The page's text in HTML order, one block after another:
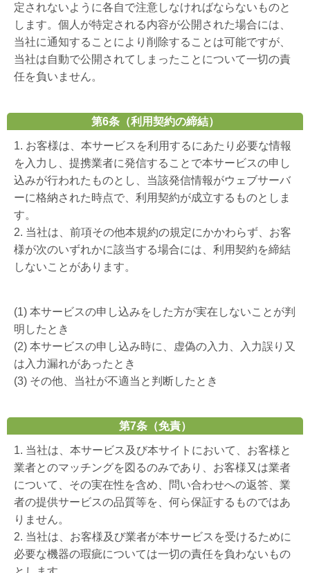
定されないように各自で注意しなければならないものと
します。個人が特定される内容が公開された場合には、
当社に通知することにより削除することは可能ですが、
当社は自動で公開されてしまったことについて一切の責
任を負いません。
第6条（利用契約の締結）
1. お客様は、本サービスを利用するにあたり必要な情報
を入力し、提携業者に発信することで本サービスの申し
込みが行われたものとし、当該発信情報がウェブサーバ
ーに格納された時点で、利用契約が成立するものとしま
す。
2. 当社は、前項その他本規約の規定にかかわらず、お客
様が次のいずれかに該当する場合には、利用契約を締結
しないことがあります。
(1) 本サービスの申し込みをした方が実在しないことが判
明したとき
(2) 本サービスの申し込み時に、虚偽の入力、入力誤り又
は入力漏れがあったとき
(3) その他、当社が不適当と判断したとき
第7条（免責）
1. 当社は、本サービス及び本サイトにおいて、お客様と
業者とのマッチングを図るのみであり、お客様又は業者
について、その実在性を含め、問い合わせへの返答、業
者の提供サービスの品質等を、何ら保証するものではあ
りません。
2. 当社は、お客様及び業者が本サービスを受けるために
必要な機器の瑕疵については一切の責任を負わないもの